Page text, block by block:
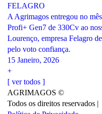
FELAGRO
A Agrimagos entregou no
Profi+ Gen7 de 330Cv ao
Lourenço, empresa Felagro
pelo voto confiança.
15 Janeiro, 2026
+
[ ver todos ]
AGRIMAGOS ©
Todos os direitos reservados |